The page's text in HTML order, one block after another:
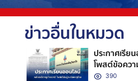
ข่าวอื่นในหมวด
ประกาศเรี
โพสต์ข้อคว
390